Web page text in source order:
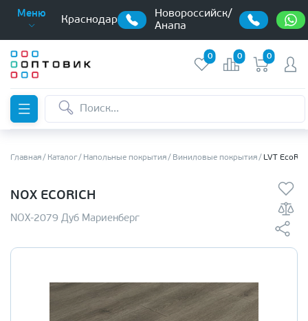
Меню
Краснодар
Новороссийск/
Анапа
0 0 0
Главная Каталог Напольные покрытия Виниловые покрытия LVT
NOX ECORICH
NOX-2079 Дуб Мариенберг